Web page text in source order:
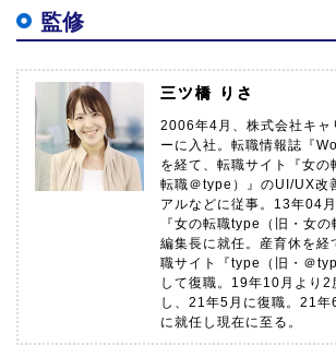
監修
三ツ橋 りさ
2006年4月、株式会社キャ
ーに入社。転職情報誌『
を経て、転職サイト『女
転職＠type）』のUI/UX改
アルなどに従事。13年04
『女の転職type（旧・女
編集長に就任。産育休を
職サイト『type（旧・＠
して復職。19年10月より2
し、21年5月に復職。21
に就任し現在に至る。